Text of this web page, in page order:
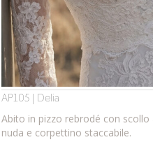
AP105 | Delia
Abito in pizzo rebrodé con
nuda e corpettino staccabile.